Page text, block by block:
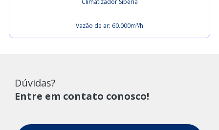
Climatizador Sibéria
Vazão de ar: 60.000m³/h
Dúvidas?
Entre em contato conosco!